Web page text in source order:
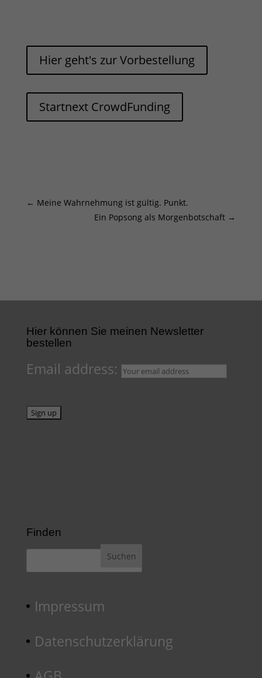
Hier geht's zur Vorbestellung
Startnext CrowdFunding
← Meine Wahrnehmung ist gültig. Punkt.
Ein Popsong als Morgenbotschaft →
Hier können Sie meinen Newsletter
bestellen
Email address:
Finden
Impressum
Datenschutzerklärung